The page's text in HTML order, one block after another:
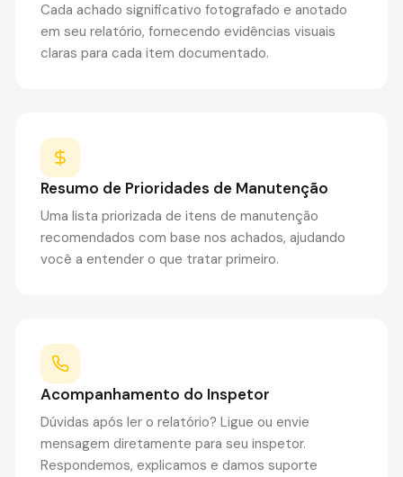
Cada achado significativo fotografado e anotado
em seu relatório, fornecendo evidências visuais
claras para cada item documentado.
Resumo de Prioridades de Manutenção
Uma lista priorizada de itens de manutenção
recomendados com base nos achados, ajudando
você a entender o que tratar primeiro.
Acompanhamento do Inspetor
Dúvidas após ler o relatório? Ligue ou envie
mensagem diretamente para seu inspetor.
Respondemos, explicamos e damos suporte